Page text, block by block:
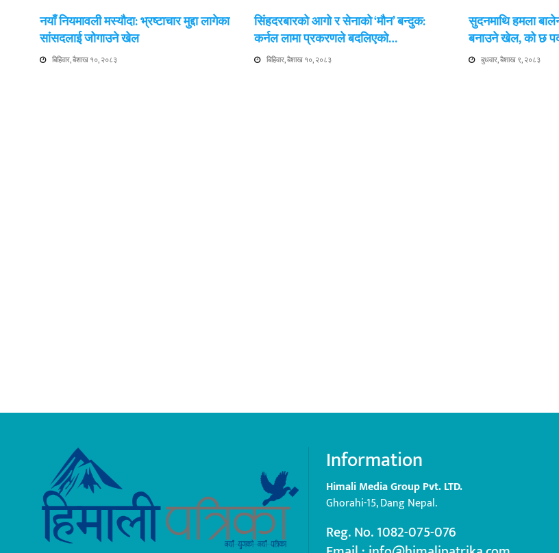
नयाँ नियमावली मस्यौदा: भ्रष्टाचार मुद्दा लागेका
सांसदलाई जोगाउने खेल
बिहिवार, बैशाख १०, २०८३
सिंहदरबारको आगो र सेनाको ‘मौन’ बन्दुक:
कर्नल लामा प्रकरणले बदलिएको…
बिहिवार, बैशाख १०, २०८३
सुदनमाथि हमला
बनाउने खेल, को छ
बुधवार, बैशाख ९, २०८३
Information
Himali Media Group Pvt. LTD.
Ghorahi-15, Dang Nepal.
Reg. No. 1082-075-076